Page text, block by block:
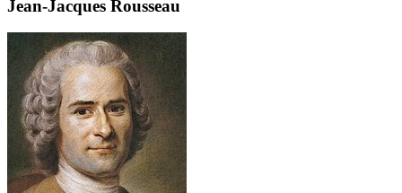
Jean-Jacques Rousseau